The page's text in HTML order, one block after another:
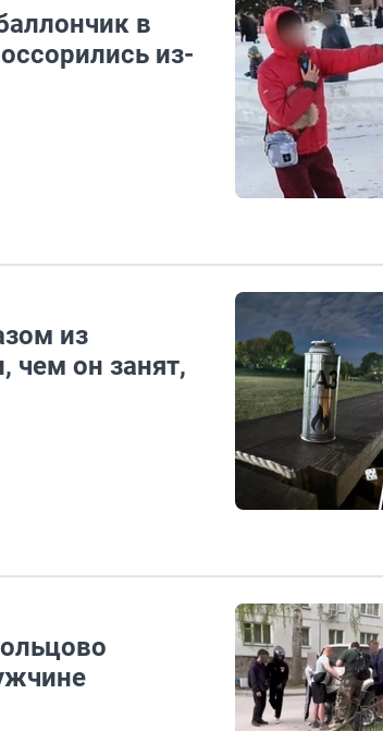
в
из-
из
чем он занят,